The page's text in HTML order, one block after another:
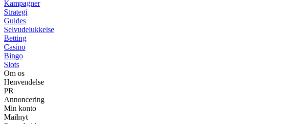
Kampagner
Strategi
Guides
Selvudelukkelse
Betting
Casino
Bingo
Slots
Om os
Henvendelse
PR
Annoncering
Min konto
Mailnyt